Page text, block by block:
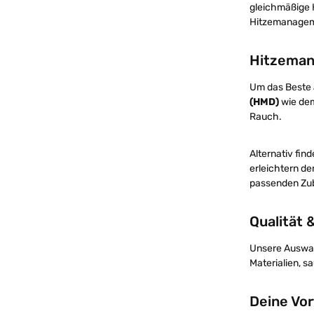
gleichmäßige
Um das
(HMD)wie
Rauch.
Alternativ
erleichtern
passenden
Qualität
Unsere
Materialien,
Deine